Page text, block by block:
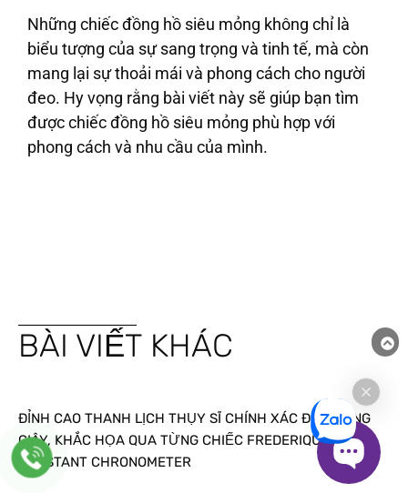
Những chiếc đồng hồ siêu mỏng không chỉ là
biểu tượng của sự sang trọng và tinh tế, mà còn
mang lại sự thoải mái và phong cách cho người
đeo. Hy vọng rằng bài viết này sẽ giúp bạn tìm
được chiếc đồng hồ siêu mỏng phù hợp với
phong cách và nhu cầu của mình.
BÀI VIẾT KHÁC
ĐỈNH CAO THANH LỊCH THỤY SĨ CHÍNH XÁC ĐẾN TỪNG
GIÂY, KHẮC HỌA QUA TỪNG CHIẾC FREDERIQUE
CONSTANT CHRONOMETER